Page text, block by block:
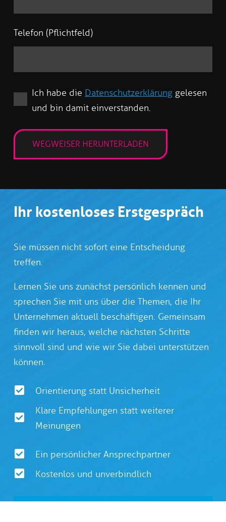
Telefon (Pflichtfeld)
Ich habe die Datenschutzerklärung gelesen
und bin damit einverstanden.
Ihr kostenloses Erstgespräch
Sie müssen nicht sofort eine Entscheidung
treffen.
Lernen Sie uns zunächst persönlich kennen und
sprechen Sie mit uns über die Themen, die Ihr
Unternehmen aktuell beschäftigen. Gemeinsam
finden wir heraus, welche nächsten Schritte
sinnvoll sind und wie wir Sie dabei unterstützen
können.
Orientierung statt Unsicherheit
Klare Empfehlungen statt weiterer
Meinungen
Ein persönlicher Ansprechpartner
Kostenlos und unverbindlich